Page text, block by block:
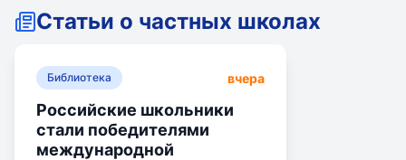
Статьи о частных школах
Библиотека вчера
Российские школьники
стали победителями
международной